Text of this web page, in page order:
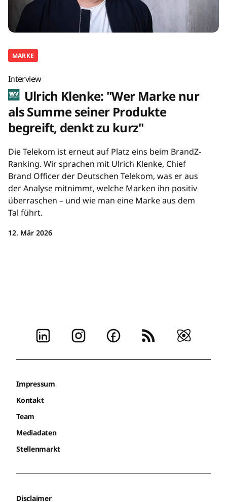
MARKE
Interview
Ulrich Klenke: "Wer Marke nur
als Summe seiner Produkte
begreift, denkt zu kurz"
Die Telekom ist erneut auf Platz eins beim BrandZ-
Ranking. Wir sprachen mit Ulrich Klenke, Chief
Brand Officer der Deutschen Telekom, was er aus
der Analyse mitnimmt, welche Marken ihn positiv
überraschen – und wie man eine Marke aus dem
Tal führt.
12. Mär 2026
Impressum
Kontakt
Team
Mediadaten
Stellenmarkt
Disclaimer